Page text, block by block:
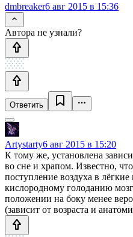
dmbreaker6 авг 2015 в 15:36
Автора не узнали?
Ответить
Artystarty6 авг 2015 в 15:20
К тому же, установлена
во сне и храпом. Известно,
поступление воздуха в
кислородному голоданию
положении на боку менее
(зависит от возраста и